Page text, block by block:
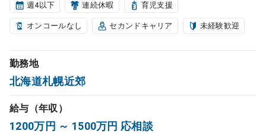
スポット検索 アルバイト
DtoDの転職・アルバイト支援
コンサルタント
成功事例
週4以下 連続休暇 育児支援
オンコールなし セカンドキャリア 未経験歓迎
勤務地
北海道札幌近郊
給与（年収）
1200万円 ～ 1500万円 応相談